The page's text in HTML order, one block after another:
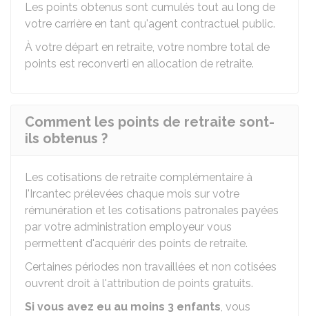
Les points obtenus sont cumulés tout au long de
votre carrière en tant qu'agent contractuel public.
À votre départ en retraite, votre nombre total de
points est reconverti en allocation de retraite.
Comment les points de retraite sont-
ils obtenus ?
Les cotisations de retraite complémentaire à
I'Ircantec prélevées chaque mois sur votre
rémunération et les cotisations patronales payées
par votre administration employeur vous
permettent d'acquérir des points de retraite.
Certaines périodes non travaillées et non cotisées
ouvrent droit à l'attribution de points gratuits.
Si vous avez eu au moins 3 enfants, vous